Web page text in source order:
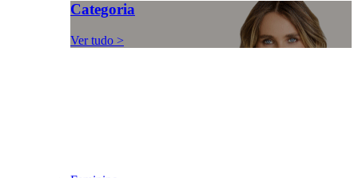
Categoria
Ver tudo >